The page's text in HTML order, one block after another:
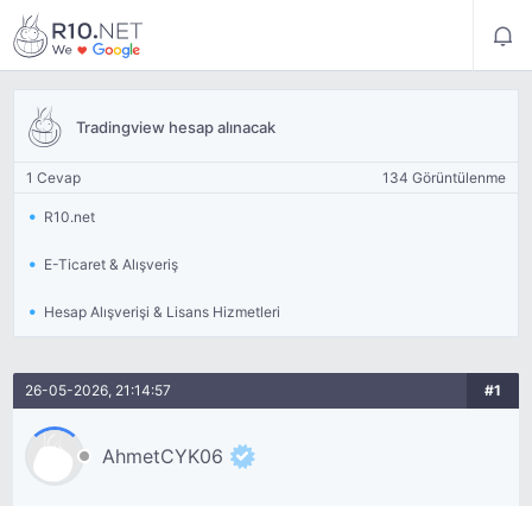
Tradingview hesap alınacak
1 Cevap 134 Görüntülenme
R10.net
E-Ticaret & Alışveriş
Hesap Alışverişi & Lisans Hizmetleri
26-05-2026, 21:14:57 #1
AhmetCYK06